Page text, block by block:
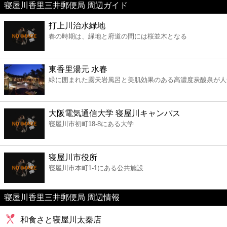
美容
コンビニ
薬局
スーパー
エンタメ
レジャー
書店
ファミレス
寝屋川香里三井郵便局 周辺ガイド
打上川治水緑地
春の時期は、緑地と府道の間には桜並木となる
東香里湯元 水春
緑に囲まれた露天岩風呂と美肌効果のある高濃度炭酸泉が
大阪電気通信大学 寝屋川キャンパス
寝屋川市初町18-8にある大学
寝屋川市役所
寝屋川市本町1-1にある公共施設
寝屋川香里三井郵便局 周辺情報
和食さと寝屋川太秦店